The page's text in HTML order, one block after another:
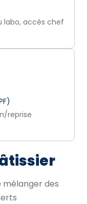
labo, accès chef
reprise
mélanger des